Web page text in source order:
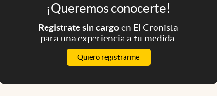
¡Queremos conocerte!
Registrate sin cargoen El Cronista
para una experiencia a tu medida.
Quiero registrarme